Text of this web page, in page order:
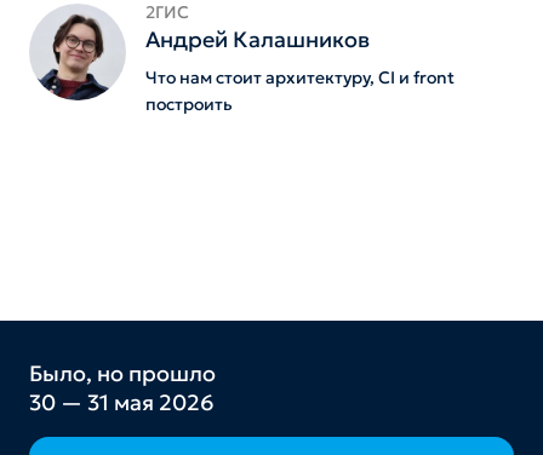
2ГИС
Андрей Калашников
Что нам стоит архитектуру, CI и front
построить
Было, но прошло
30 — 31 мая 2026